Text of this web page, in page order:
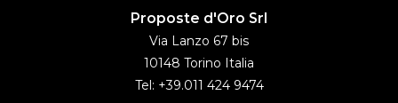
Proposte d'Oro Srl
Via Lanzo 67 bis
10148 Torino Italia
Tel: +39.011 424 9474